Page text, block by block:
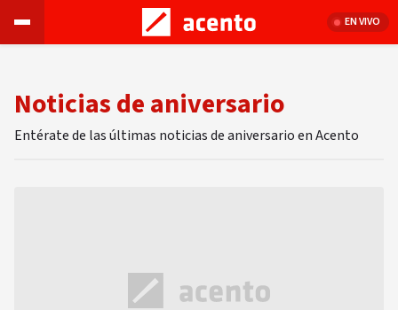
EN VIVO
Noticias de aniversario
Entérate de las últimas noticias de aniversario en Acento